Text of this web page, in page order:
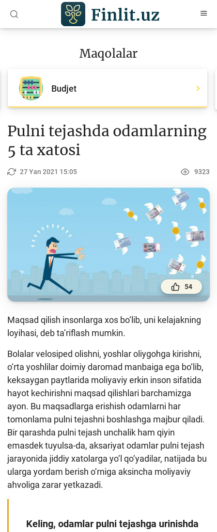
Barcha maqolalar
Bank agentlari uchun
Pul
Islom moliyasi
Moliya bozori
Pul-kredit siyosati va uning elementlari
Moliyaviy xavfsizlik
Bank xizmatlari iste'molchilari huquqlari
Kichik va oʻrta biznes vakillari uchun onlayn
oʻquv dastur
O‘quv qo‘llanmalar
Loyihalar
Interaktiv xizmatlar
Fotogalereya
Loyiha haqida
Kengaytirilgan qidiruv
Sayt xaritasi
Maqolalar
Budjet
Pulni tejashda odamlarning
5 ta xatosi
27 Yan 2021 15:05 9323
54
Maqsad qilish insonlarga xos bo‘lib, uni kelajakning
loyihasi, deb ta’riflash mumkin.
Bolalar velosiped olishni, yoshlar oliygohga kirishni,
o‘rta yoshlilar doimiy daromad manbaiga ega bo‘lib,
keksaygan paytlarida moliyaviy erkin inson sifatida
hayot kechirishni maqsad qilishlari barchamizga
ayon. Bu maqsadlarga erishish odamlarni har
tomonlama pulni tejashni boshlashga majbur qiladi.
Bir qarashda pulni tejash unchalik ham qiyin
emasdek tuyulsa-da, aksariyat odamlar pulni tejash
jarayonida jiddiy xatolarga yo‘l qo‘yadilar, natijada bu
ularga yordam berish o‘rniga aksincha moliyaviy
ahvoliga zarar yetkazadi.
Keling, odamlar pulni tejashga urinishda